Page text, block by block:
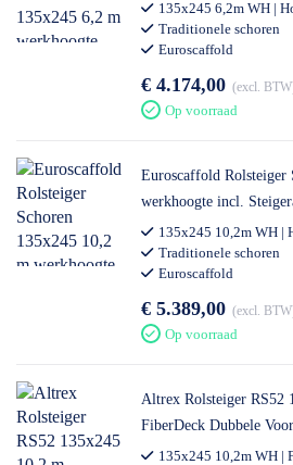
135x245 6,2m WH |
Traditionele schoren
Euroscaffold
€ 4.174,00 excl. BTW
Op voorraad
Euroscaffold Rolsteiger
werkhoogte incl.
135x245 10,2m WH |
Traditionele schoren
Euroscaffold
€ 5.389,00 excl. BTW
Op voorraad
Altrex Rolsteiger RS52
FiberDeck Dubbele
Steigeraanhanger
135x245 10,2m WH |